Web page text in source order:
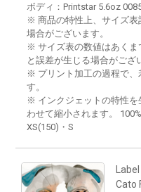
ボディ：Printstar 5.6oz
※ 商品の特性上、サイズ表
場合がございます。
※ サイズ表の数値はあくま
と誤差が生じる場合がござ
※ プリント加工の過程で、
す。
※ インクジェットの特性を
わせて縮小されます。
XS(150)・S
Label
Cato